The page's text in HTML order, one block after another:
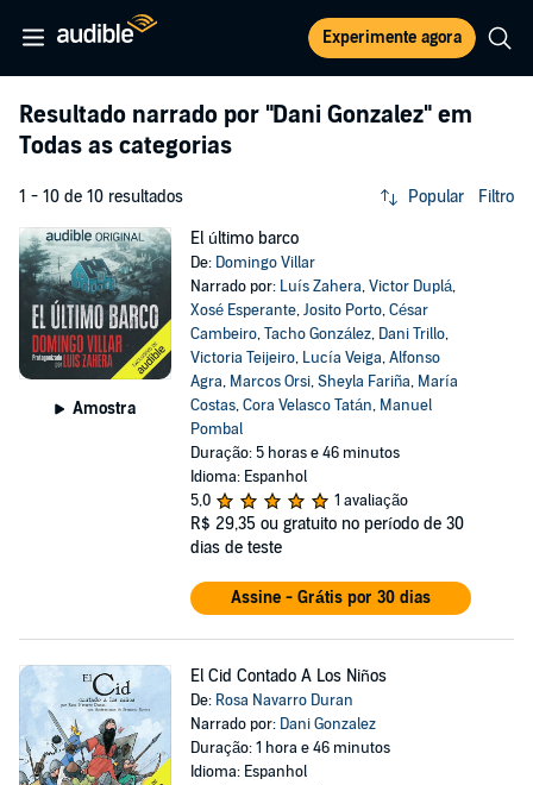
Experimente agora
Resultado narrado por "Dani Gonzalez" em
Todas as categorias
1 - 10 de 10 resultados Popular Filtro
Amostra
El último barco
De: Domingo Villar
Narrado por: Luís Zahera,Victor Duplá,
Xosé Esperante,Josito Porto,César
Cambeiro,Tacho González, Dani Trillo,
Victoria Teijeiro, Lucía Veiga,Alfonso
Agra, Marcos Orsi,Sheyla Fariña, María
Costas,Cora Velasco Tatán, Manuel
Pombal
Duração: 5 horas e 46 minutos
Idioma: Espanhol
5,0
1 avaliação
R$ 29,35 ou gratuito no período de 30
dias de teste
Assine - Grátis por 30 dias
El Cid Contado A Los Niños
De: Rosa Navarro Duran
Narrado por: Dani Gonzalez
Duração: 1 hora e 46 minutos
Idioma: Espanhol